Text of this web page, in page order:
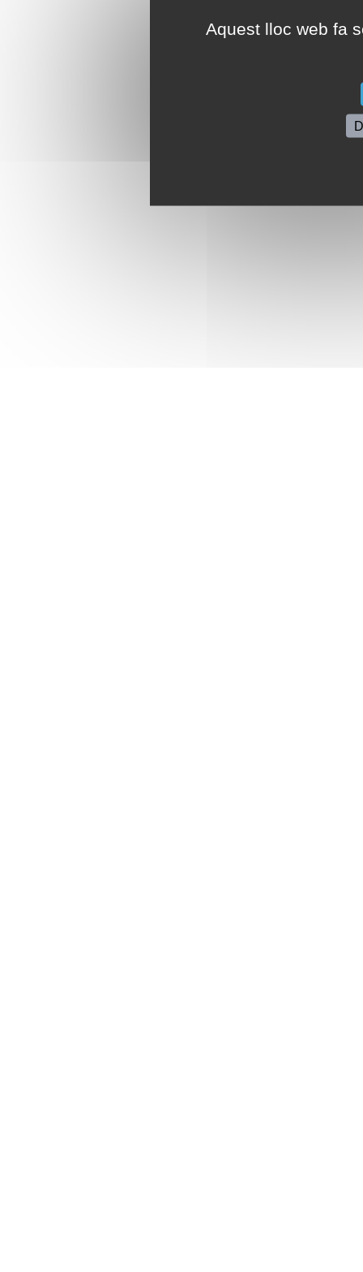
Aquest lloc web fa